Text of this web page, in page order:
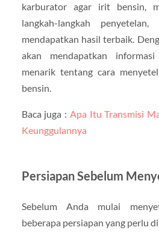
karburator agar irit bensin,
langkah-langkah
mendapatkan hasil terbaik.
akan mendapatkan
menarik tentang cara
bensin.
Baca juga : Apa Itu Transmisi
Keunggulannya
Persiapan Sebelum
Sebelum Anda mulai
beberapa persiapan yang perlu